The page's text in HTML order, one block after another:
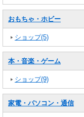
おもちゃ・ホビー
ショップ(5)
本・音楽・ゲーム
ショップ(9)
家電・パソコン・通信